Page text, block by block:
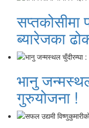
सप्तकोसीमा
ब्यारेजका
भानु
गुरुयोजना !